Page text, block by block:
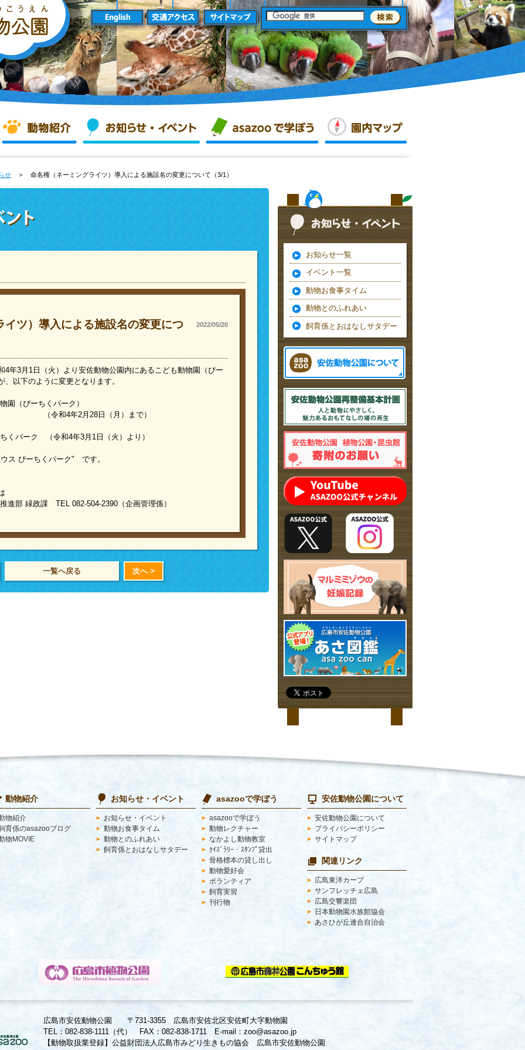
せ ＞ 命名権（ネーミングライツ）導入による施設名の変更について（3/1）
2022/05/20
イツ）導入による施設名の変更につ
4年3月1日（火）より安佐動物公園内にあるこども動物園（ぴー
以下のように変更となります。
（ぴーちくパーク）
日（月）まで）
パーク （令和4年3月1日（火）より）
ぴーちくパーク" です。
部 緑政課 TEL 082-504-2390（企画管理係）
一覧へ戻る 次へ >
お知らせ一覧
イベント一覧
動物お食事タイム
動物とのふれあい
飼育係とおはなしサタデー
動物紹介
物紹介
育係のasazooブログ
物MOVIE
お知らせ・イベント
お知らせ・イベント
動物お食事タイム
動物とのふれあい
飼育係とおはなしサタデー
asazooで学ぼう
asazooで学ぼう
動物レクチャー
なかよし動物教室
ｸｲｽﾞﾗﾘｰ・ｽﾀﾝﾌﾟ貸出
骨格標本の貸し出し
動物愛好会
ボランティア
飼育実習
刊行物
安佐動物公園について
安佐動物公園について
プライバシーポリシー
サイトマップ
関連リンク
広島東洋カープ
サンフレッチェ広島
広島交響楽団
日本動物園水族館協会
あさひが丘連合自治会
広島市安佐動物公園 〒731-3355 広島市安佐北区安佐町大字動物園
TEL：082-838-1111（代） FAX：082-838-1711 E-mail：zoo@asazoo.jp
【動物取扱業登録】公益財団法人広島市みどり生きもの協会 広島市安佐動物公園